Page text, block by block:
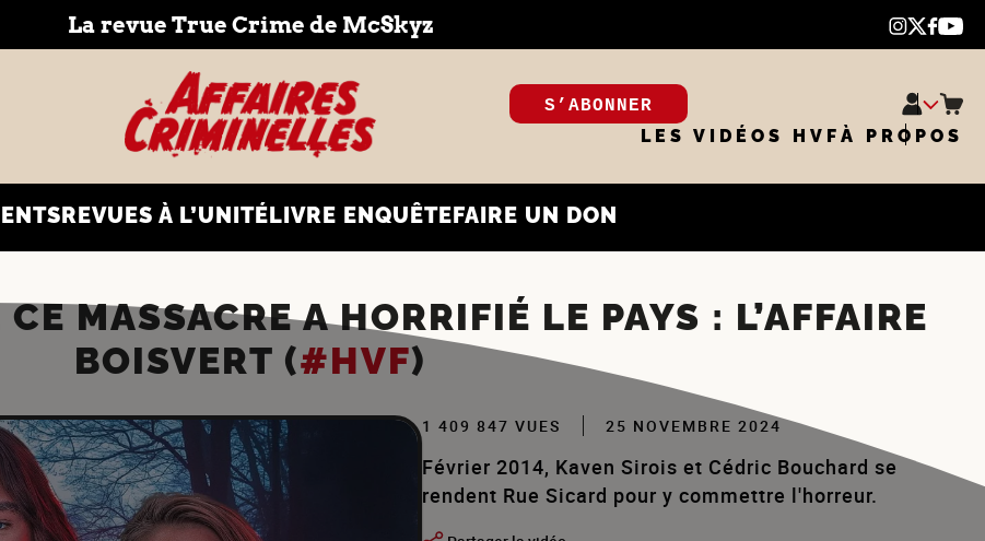
La revue True Crime de McSkyz
S’ABONNER
LES VIDÉOS HVF À PROPOS
REVUES À L’UNITÉLIVRE ENQUÊTEFAIRE UN DON
MASSACRE A HORRIFIÉ LE PAYS : L’AFFAIRE
BOISVERT (#HVF)
1 409 847 VUES 25 NOVEMBRE 2024
Février 2014, Kaven Sirois et Cédric Bouchard se
rendent Rue Sicard pour y commettre l'horreur.